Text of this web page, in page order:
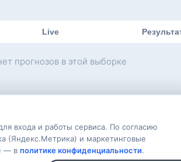
входа и работы сервиса. По согласию
(Яндекс.Метрика) и маркетинговые
— в политике конфиденциальности.
Live
прогнозов в этой выборке